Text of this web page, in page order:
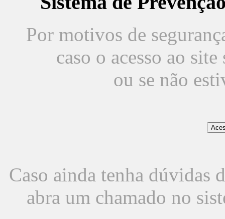
Por motivos de
caso o acesso ao
ou se não
Caso ainda tenha dúvidas
abra um chamado no